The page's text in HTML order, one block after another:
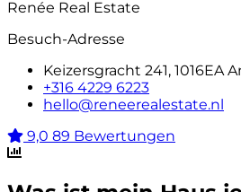
Renée Real Estate
Besuch-Adresse
Keizersgracht 241, 1016EA
+316 4229 6223
hello@reneerealestate.nl
9,0 89 Bewertungen